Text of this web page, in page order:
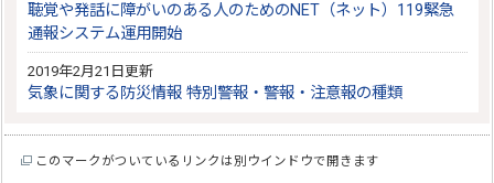
聴覚や発話に障がいのある人のためのNET（ネット）119緊急
通報システム運用開始
2019年2月21日更新
気象に関する防災情報 特別警報・警報・注意報の種類
このマークがついているリンクは別ウインドウで開きます